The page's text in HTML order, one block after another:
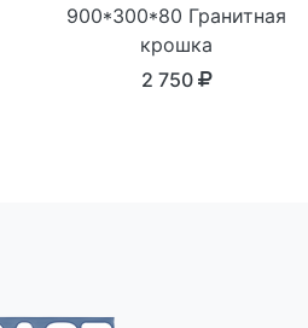
900*300*80 Гранитная
крошка
2 750